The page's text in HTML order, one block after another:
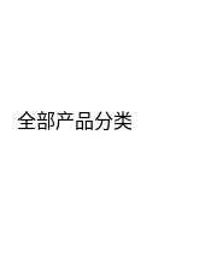
全部产品分类